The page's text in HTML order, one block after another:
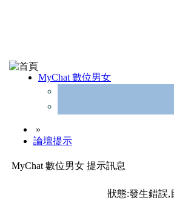
MyChat 數位男女
»
論壇提示
MyChat 數位男女 提示訊息
狀態:發生錯誤,